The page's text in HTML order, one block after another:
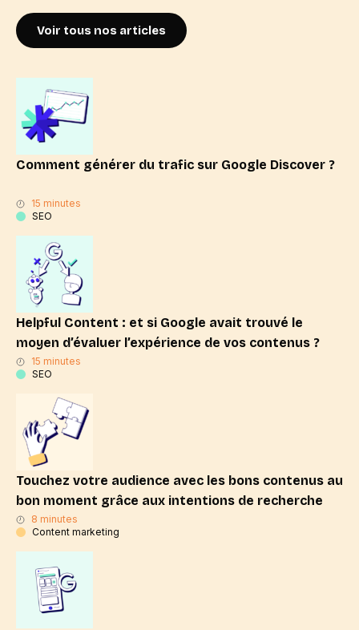
Voir tous nos articles
Comment générer du trafic sur Google Discover ?
15 minutes
SEO
Helpful Content : et si Google avait trouvé le
moyen d’évaluer l’expérience de vos contenus ?
15 minutes
SEO
Touchez votre audience avec les bons contenus au
bon moment grâce aux intentions de recherche
8 minutes
Content marketing